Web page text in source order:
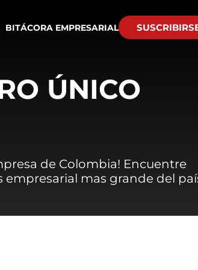
BITÁCORA EMPRESARIAL
ÚNICO
de Colombia! Encuentre
empresarial mas grande del